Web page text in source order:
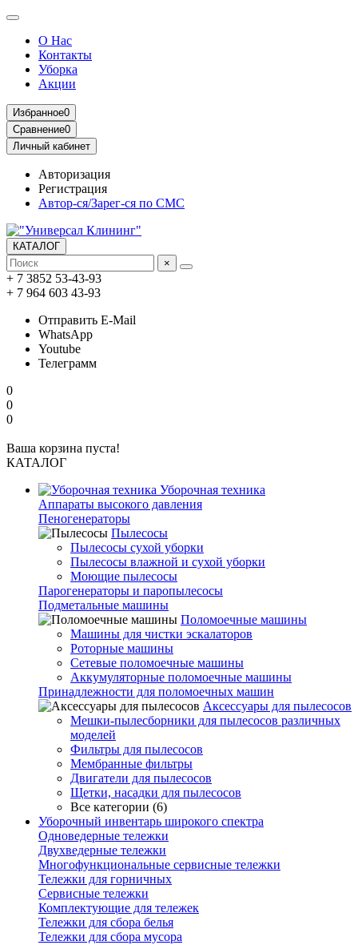
О Нас
Контакты
Уборка
Акции
Избранное0
Сравнение0
Личный кабинет
Авторизация
Регистрация
Автор-ся/Зарег-ся по СМС
КАТАЛОГ
×
+ 7 3852 53-43-93
+ 7 964 603 43-93
Отправить E-Mail
WhatsApp
Youtube
Телеграмм
0
0
0
Ваша корзина пуста!
КАТАЛОГ
Уборочная техника
Аппараты высокого давления
Пеногенераторы
Пылесосы
Пылесосы сухой уборки
Пылесосы влажной и сухой уборки
Моющие пылесосы
Парогенераторы и паропылесосы
Подметальные машины
Поломоечные машины
Машины для чистки эскалаторов
Роторные машины
Сетевые поломоечные машины
Аккумуляторные поломоечные машины
Принадлежности для поломоечных машин
Аксессуары для пылесосов
Мешки-пылесборники для пылесосов различных
моделей
Фильтры для пылесосов
Мембранные фильтры
Двигатели для пылесосов
Щетки, насадки для пылесосов
Все категории (6)
Уборочный инвентарь широкого спектра
Одноведерные тележки
Двухведерные тележки
Многофункциональные сервисные тележки
Тележки для горничных
Сервисные тележки
Комплектующие для тележек
Тележки для сбора белья
Тележки для сбора мусора